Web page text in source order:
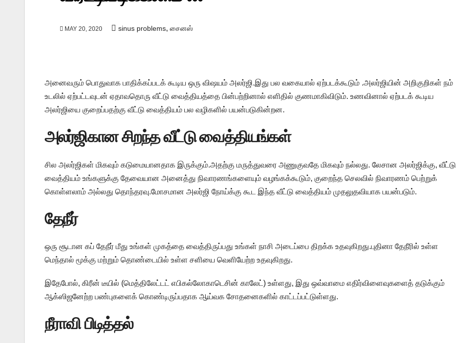
MAY 20, 2020 sinus problems, சைனஸ்
அனைவரும் பொதுவாக பாதிக்கப்படக் கூடிய ஒரு விஷயம் அலர்ஜி.இது பல வகையால் ஏற்படக்கூடும் .அலர்ஜியின் அறிகுறிகள் நம்
உடலில் ஏற்பட்டவுடன் ஏதாவதொரு வீட்டு வைத்தியத்தை பின்பற்றினால் எளிதில் குணமாகிவிடும். உணவினால் ஏற்படக் கூடிய
அலர்ஜியை குறைப்பதற்கு வீட்டு வைத்தியம் பல வழிகளில் பயன்படுகின்றன.
அலர்ஜிகான சிறந்த வீட்டு வைத்தியங்கள்
சில அலர்ஜிகள் மிகவும் கடுமையானதாக இருக்கும்.அதற்கு மருத்துவரை அணுகுவதே மிகவும் நல்லது. லேசான அலர்ஜிக்கு, வீட்டு
வைத்தியம் உங்களுக்கு தேவையான அனைத்து நிவாரணங்களையும் வழங்கக்கூடும், குறைந்த செலவில் நிவாரணம் பெற்றுக்
கொள்ளலாம் அல்லது தொந்தரவு.மோசமான அலர்ஜி நோய்க்கு கூட இந்த வீட்டு வைத்தியம் முதலுதவியாக பயன்படும்.
​தேநீர்
ஒரு சூடான கப் தேநீர் மீது உங்கள் முகத்தை வைத்திருப்பது உங்கள் நாசி அடைப்பை திறக்க உதவுகிறது.புதினா தேநீரில் உள்ள
மெந்தால் மூக்கு மற்றும் தொண்டையில் உள்ள சளியை வெளியேற்ற உதவுகிறது.
இதேபோல், கிரீன் டீயில் (மெத்திலேட்டட் எபிகல்லோகாடெசின் காலேட்) உள்ளது, இது ஒவ்வாமை எதிர்விளைவுகளைத் தடுக்கும்
ஆக்ஸிஜனேற்ற பண்புகளைக் கொண்டிருப்பதாக ஆய்வக சோதனைகளில் காட்டப்பட்டுள்ளது.
​நீராவி பிடித்தல்